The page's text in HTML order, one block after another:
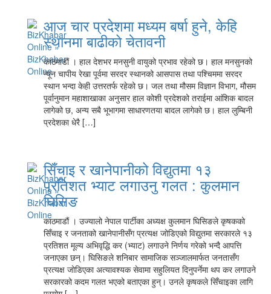
आज चार प्रदेशमा मध्यम बर्षा हुने, केहि
स्थानमा बाढीको चेतावनी
काठमाडौं । हाल देशभर मनसुनी वायुको प्रभाव रहेको छ। हाल मनसुनको
न्यून चापीय रेखा पूर्वमा सरदर स्थानको आसपास तथा पश्चिममा सरदर
स्थान भन्दा केही उत्तरतर्फ रहेको छ। जल तथा मौसम विज्ञान विभाग, मौसम
पूर्वानुमान महाशाखाका अनुसार हाल कोशी प्रदेशको तराईमा आंशिक बादल
लागेको छ, अन्य सबै भूभागमा साधारणतया बादल लागेको छ। हाल लुम्बिनी
प्रदेशका धेरै […]
सिँचाइ र खानेपानीको विद्युतमा १३
प्रतिशत भ्याट लगाउनु गलत : कुलमान
घिसिङ
काठमाडौं । उज्यालो नेपाल पार्टीका अध्यक्ष कुलमान घिसिङले कृषकको
सिँचाइ र जनताको खानेपानीसँग प्रत्यक्ष जोडिएको विद्युतमा सरकारले १३
प्रतिशत मूल्य अभिवृद्धि कर (भ्याट) लगाउने निर्णय गरेको भन्दै आपत्ति
जनाएका छन्। घिसिङले शनिबार सामाजिक सञ्जालमार्फत जनतासँग
प्रत्यक्ष जोडिएका अत्यावश्यक सेवामा सहुलियत दिनुपर्नेमा थप कर लगाउने
सरकारको कदम गलत भएको बताएका हुन्। उनले कृषकले सिँचाइका लागि